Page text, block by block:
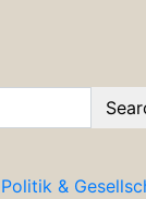
Politik &